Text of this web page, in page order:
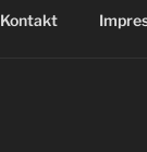
Kontakt